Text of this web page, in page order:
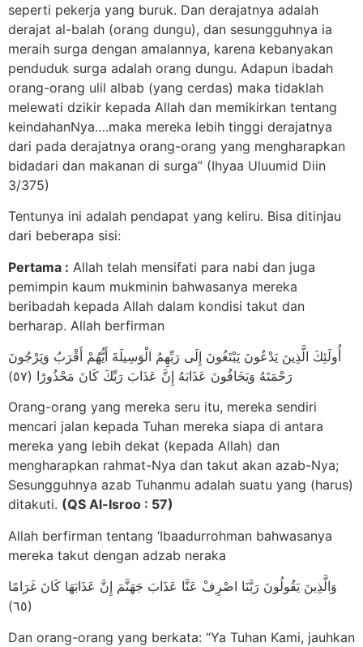
seperti pekerja yang buruk. Dan derajatnya adalah
derajat al-balah (orang dungu), dan sesungguhnya ia
meraih surga dengan amalannya, karena kebanyakan
penduduk surga adalah orang dungu. Adapun ibadah
orang-orang ulil albab (yang cerdas) maka tidaklah
melewati dzikir kepada Allah dan memikirkan tentang
keindahanNya….maka mereka lebih tinggi derajatnya
dari pada derajatnya orang-orang yang mengharapkan
bidadari dan makanan di surga” (Ihyaa Uluumid Diin
3/375)
Tentunya ini adalah pendapat yang keliru. Bisa ditinjau
dari beberapa sisi:
Pertama : Allah telah mensifati para nabi dan juga
pemimpin kaum mukminin bahwasanya mereka
beribadah kepada Allah dalam kondisi takut dan
berharap. Allah berfirman
أُولَئِكَ الَّذِينَ يَدْعُونَ يَبْتَغُونَ إِلَى رَبِّهِمُ الْوَسِيلَةَ أَيُّهُمْ أَقْرَبُ وَيَرْجُونَ
رَحْمَتَهُ وَيَخَافُونَ عَذَابَهُ إِنَّ عَذَابَ رَبِّكَ كَانَ مَحْذُورًا (٥٧)
Orang-orang yang mereka seru itu, mereka sendiri
mencari jalan kepada Tuhan mereka siapa di antara
mereka yang lebih dekat (kepada Allah) dan
mengharapkan rahmat-Nya dan takut akan azab-Nya;
Sesungguhnya azab Tuhanmu adalah suatu yang (harus)
ditakuti. (QS Al-Isroo : 57)
Allah berfirman tentang ‘Ibaadurrohman bahwasanya
mereka takut dengan adzab neraka
وَالَّذِينَ يَقُولُونَ رَبَّنَا اصْرِفْ عَنَّا عَذَابَ جَهَنَّمَ إِنَّ عَذَابَهَا كَانَ غَرَامًا
(٦٥)
Dan orang-orang yang berkata: “Ya Tuhan Kami, jauhkan